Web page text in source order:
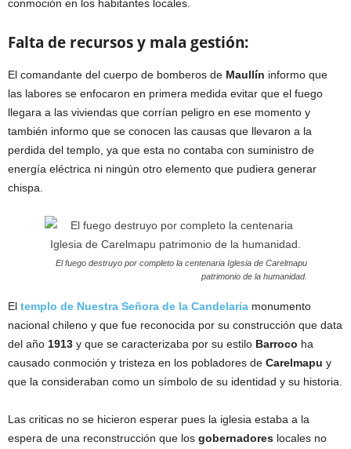
conmoción en los habitantes locales.
Falta de recursos y mala gestión:
El comandante del cuerpo de bomberos de Maullín informo que
las labores se enfocaron en primera medida evitar que el fuego
llegara a las viviendas que corrían peligro en ese momento y
también informo que se conocen las causas que llevaron a la
perdida del templo, ya que esta no contaba con suministro de
energía eléctrica ni ningún otro elemento que pudiera generar
chispa.
El fuego destruyo por completo la centenaria Iglesia de Carelmapu
patrimonio de la humanidad.
El templo de Nuestra Señora de la Candelaria monumento
nacional chileno y que fue reconocida por su construcción que data
del año 1913 y que se caracterizaba por su estilo Barroco ha
causado conmoción y tristeza en los pobladores de Carelmapu y
que la consideraban como un símbolo de su identidad y su historia.
Las criticas no se hicieron esperar pues la iglesia estaba a la
espera de una reconstrucción que los gobernadores locales no